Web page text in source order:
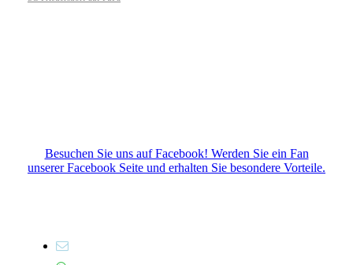
Besuchen Sie uns auf Facebook! Werden Sie ein Fan
unserer Facebook Seite und erhalten Sie besondere Vorteile.